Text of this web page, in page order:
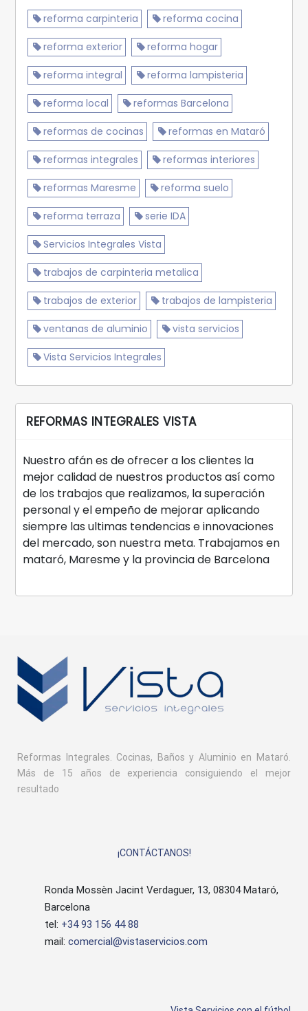
reforma carpinteria reforma cocina
reforma exterior reforma hogar
reforma integral reforma lampisteria
reforma local reformas Barcelona
reformas de cocinas reformas en Mataró
reformas integrales reformas interiores
reformas Maresme reforma suelo
reforma terraza serie IDA
Servicios Integrales Vista
trabajos de carpinteria metalica
trabajos de exterior trabajos de lampisteria
ventanas de aluminio vista servicios
Vista Servicios Integrales
REFORMAS INTEGRALES VISTA
Nuestro afán es de ofrecer a los clientes la
mejor calidad de nuestros productos así como
de los trabajos que realizamos, la superación
personal y el empeño de mejorar aplicando
siempre las ultimas tendencias e innovaciones
del mercado, son nuestra meta. Trabajamos en
mataró, Maresme y la provincia de Barcelona
Reformas Integrales. Cocinas, Baños y Aluminio en Mataró.
Más de 15 años de experiencia consiguiendo el mejor
resultado
¡CONTÁCTANOS!
Ronda Mossèn Jacint Verdaguer, 13, 08304 Mataró,
Barcelona
tel: +34 93 156 44 88
mail: comercial@vistaservicios.com